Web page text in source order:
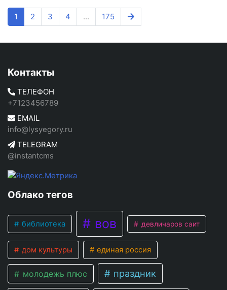
1 2 3 4 ... 175
Контакты
ТЕЛЕФОН
+7123456789
EMAIL
info@lysyegory.ru
TELEGRAM
@instantcms
Облако тегов
библиотека вов девличаров саит
дом культуры единая россия
молодежь плюс праздник